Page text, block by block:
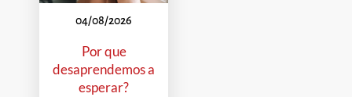
04/08/2026
Por que
desaprendemos a
esperar?